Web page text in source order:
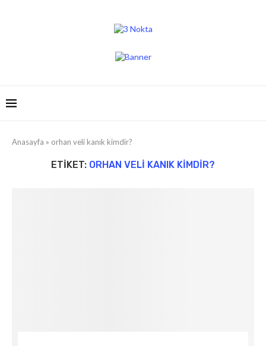
Anasayfa » orhan veli kanık kimdir?
ETIKET: ORHAN VELI KANIK KIMDIR?